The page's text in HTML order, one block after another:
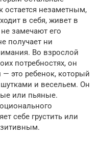
остается незаметным,
в себя, живет в
замечают его
получает ни
Во взрослой
потребностях, он
это ребенок, который
шутками и весельем. Он
или пьяные.
себе грустить или